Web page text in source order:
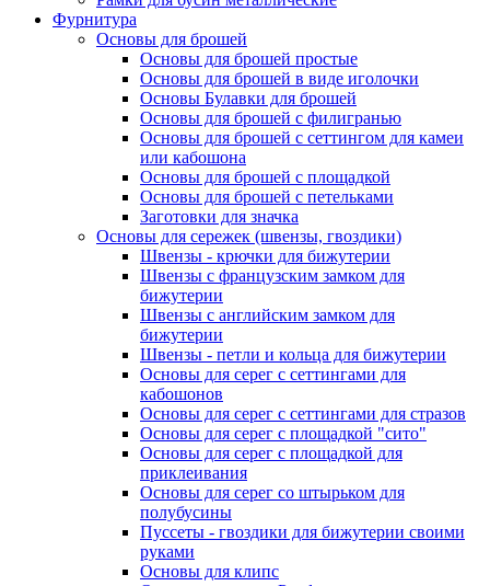
Фурнитура
Основы для брошей
Основы для брошей простые
Основы для брошей в виде иголочки
Основы Булавки для брошей
Основы для брошей с филигранью
Основы для брошей с сеттингом для камеи
или кабошона
Основы для брошей с площадкой
Основы для брошей с петельками
Заготовки для значка
Основы для сережек (швензы, гвоздики)
Швензы - крючки для бижутерии
Швензы с французским замком для
бижутерии
Швензы с английским замком для
бижутерии
Швензы - петли и кольца для бижутерии
Основы для серег с сеттингами для
кабошонов
Основы для серег с сеттингами для стразов
Основы для серег с площадкой "сито"
Основы для серег с площадкой для
приклеивания
Основы для серег со штырьком для
полубусины
Пуссеты - гвоздики для бижутерии своими
руками
Основы для клипс